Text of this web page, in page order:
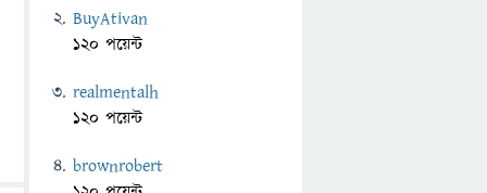
BuyAtivan
120 পয়েন্ট
realmentalh
120 পয়েন্ট
brownrobert